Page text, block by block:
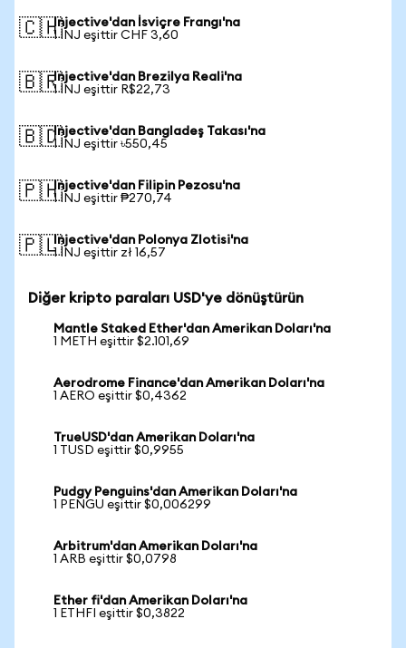
🇨🇭Injective'dan İsviçre Frangı'na
1 INJ eşittir CHF 3,60
🇧🇷Injective'dan Brezilya Reali'na
1 INJ eşittir R$22,73
🇧🇩Injective'dan Bangladeş Takası'na
1 INJ eşittir ৳550,45
🇵🇭Injective'dan Filipin Pezosu'na
1 INJ eşittir ₱270,74
🇵🇱Injective'dan Polonya Zlotisi'na
1 INJ eşittir zł 16,57
Diğer kripto paraları USD'ye dönüştürün
Mantle Staked Ether'dan Amerikan Doları'na
1 METH eşittir $2.101,69
Aerodrome Finance'dan Amerikan Doları'na
1 AERO eşittir $0,4362
TrueUSD'dan Amerikan Doları'na
1 TUSD eşittir $0,9955
Pudgy Penguins'dan Amerikan Doları'na
1 PENGU eşittir $0,006299
Arbitrum'dan Amerikan Doları'na
1 ARB eşittir $0,0798
Ether fi'dan Amerikan Doları'na
1 ETHFI eşittir $0,3822